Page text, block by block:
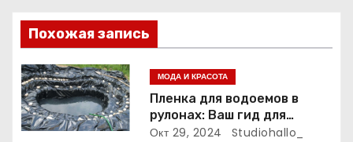
и
я
п
о
Похожая запись
МОДА И КРАСОТА
Пленка для водоемов в
рулонах: Ваш гид для
выбора и применения
Окт 29, 2024 Studiohallo_